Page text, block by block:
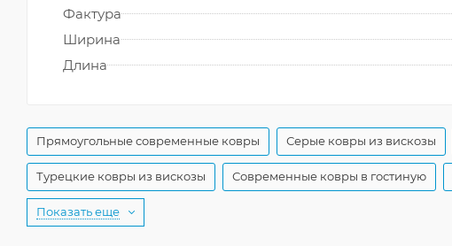
Фактура
Ширина
Длина
Прямоугольные современные ковры Серые ковры из вискозы
Турецкие ковры из вискозы Современные ковры в гостиную
Показать еще